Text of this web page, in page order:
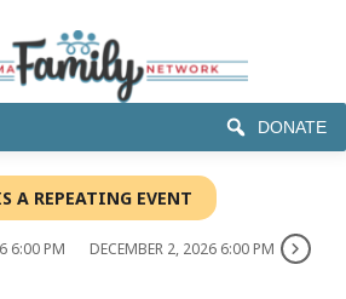
DONATE
A REPEATING EVENT
6:00 PM DECEMBER 2, 2026 6:00 PM